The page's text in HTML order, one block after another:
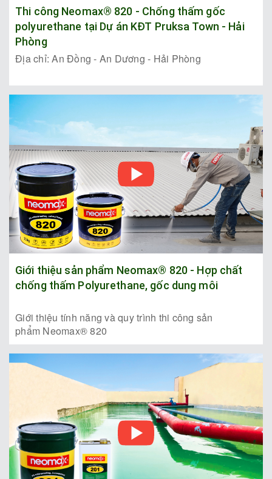
Thi công Neomax® 820 - Chống thấm gốc
polyurethane tại Dự án KĐT Pruksa Town - Hải
Phòng
Địa chỉ: An Đồng - An Dương - Hải Phòng
Giới thiệu sản phẩm Neomax® 820 - Hợp chất
chống thấm Polyurethane, gốc dung môi
Giới thiệu tính năng và quy trình thi công sản
phẩm Neomax® 820